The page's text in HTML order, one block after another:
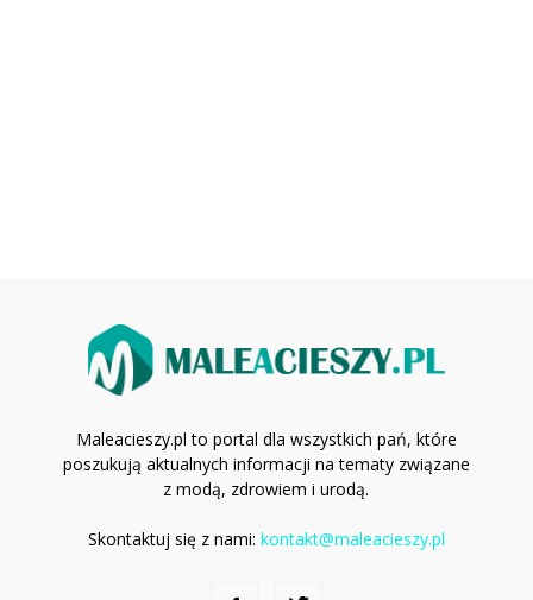
Maleacieszy.pl to portal dla wszystkich pań, które
poszukują aktualnych informacji na tematy związane
z modą, zdrowiem i urodą.
Skontaktuj się z nami: kontakt@maleacieszy.pl